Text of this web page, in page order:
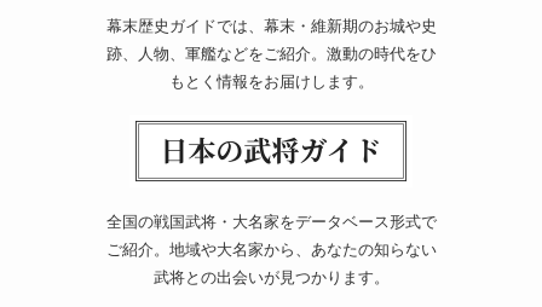
幕末歴史ガイドでは、幕末・維新期のお城や史
跡、人物、軍艦などをご紹介。激動の時代をひ
もとく情報をお届けします。
全国の戦国武将・大名家をデータベース形式で
ご紹介。地域や大名家から、あなたの知らない
武将との出会いが見つかります。